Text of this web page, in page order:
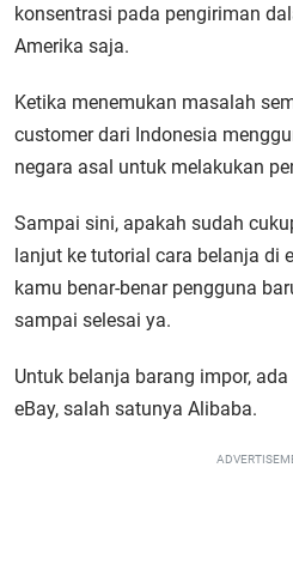
konsentrasi pada pengiriman
Amerika saja.
Ketika menemukan masalah
customer dari Indonesia
negara asal untuk melakukan
Sampai sini, apakah sudah
lanjut ke tutorial cara belanja di
kamu benar-benar pengguna
sampai selesai ya.
Untuk belanja barang impor,
eBay, salah satunya Alibaba.